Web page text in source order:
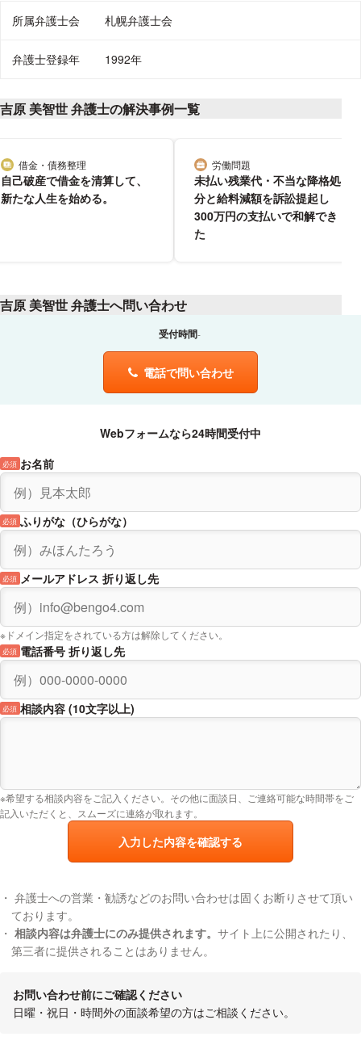
所属弁護士会 札幌弁護士会
弁護士登録年 1992年
吉原 美智世 弁護士の解決事例一覧
借金・債務整理
分野
自己破産で借金を清算して、
新たな人生を始める。
労働問題
分野
未払い残業代・不当な降格処
分と給料減額を訴訟提起し
300万円の支払いで和解でき
た
吉原 美智世 弁護士へ問い合わせ
受付時間
電話で問い合わせ
Webフォームなら24時間受付中
お名前
必須
ふりがな（ひらがな）
必須
メールアドレス 折り返し先
必須
※ドメイン指定をされている方は解除してください。
電話番号 折り返し先
必須
相談内容 (10文字以上)
必須
※希望する相談内容をご記入ください。その他に面談日、ご連絡可能な時間帯をご
記入いただくと、スムーズに連絡が取れます。
入力した内容を確認する
弁護士への営業・勧誘などのお問い合わせは固くお断りさせて頂い
ております。
相談内容は弁護士にのみ提供されます。 サイト上に公開されたり、
第三者に提供されることはありません。
お問い合わせ前にご確認ください
日曜・祝日・時間外の面談希望の方はご相談ください。